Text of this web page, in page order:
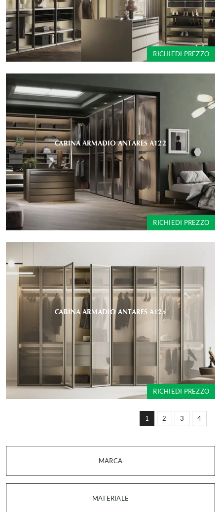
MARCA
MATERIALE
1 2 3 4
RICHIEDI PREZZO
CABINA ARMADIO ANTARES A122
RICHIEDI PREZZO
CABINA ARMADIO ANTARES A125
RICHIEDI PREZZO